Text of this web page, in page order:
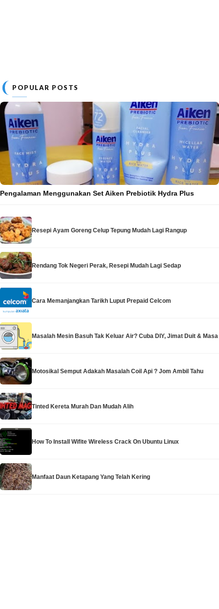
POPULAR POSTS
Pengalaman Menggunakan Set Aiken Prebiotik Hydra Plus
Resepi Ayam Goreng Celup Tepung Mudah Lagi Rangup
Rendang Tok Negeri Perak, Resepi Mudah Lagi Sedap
Cara Memanjangkan Tarikh Luput Prepaid Celcom
Masalah Mesin Basuh Tak Keluar Air? Cuba DIY, Jimat Duit & Masa
Motosikal Semput Adakah Masalah Coil Api ? Jom Ambil Tahu
Tinted Kereta Murah Dan Mudah Alih
How To Install Wifite Wireless Crack On Ubuntu Linux
Manfaat Daun Ketapang Yang Telah Kering